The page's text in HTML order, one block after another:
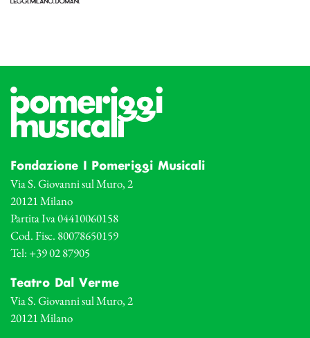
Fondazione I Pomeriggi Musicali
Via S. Giovanni sul Muro, 2
20121 Milano
Partita Iva 04410060158
Cod. Fisc. 80078650159
Tel: +39 02 87905
Teatro Dal Verme
Via S. Giovanni sul Muro, 2
20121 Milano